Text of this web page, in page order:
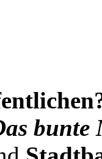
bunte